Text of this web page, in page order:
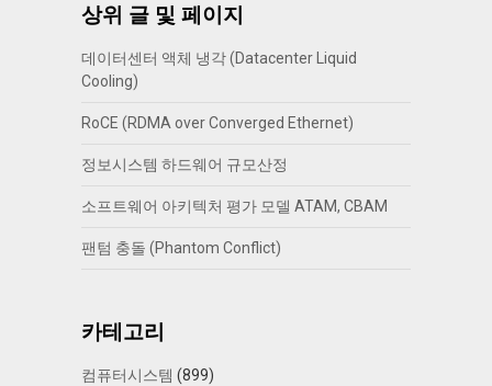
상위 글 및 페이지
데이터센터 액체 냉각 (Datacenter Liquid
Cooling)
RoCE (RDMA over Converged Ethernet)
정보시스템 하드웨어 규모산정
소프트웨어 아키텍처 평가 모델 ATAM, CBAM
팬텀 충돌 (Phantom Conflict)
카테고리
컴퓨터시스템 (899)